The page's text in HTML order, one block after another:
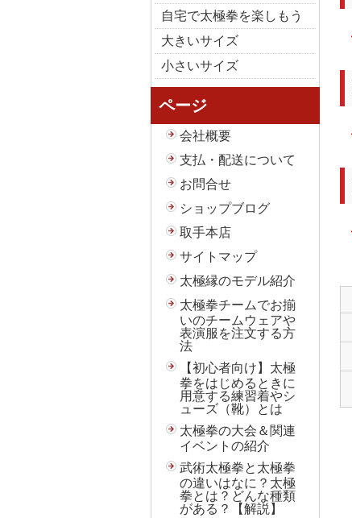
自宅で太極拳を楽しもう
大きいサイズ
小さいサイズ
ページ
会社概要
支払・配送について
お問合せ
ショップブログ
取手本店
サイトマップ
太極縁のモデル紹介
太極拳チームでお揃
いのチームウェアや
表演服を注文する方
法
【初心者向け】太極
拳をはじめるときに
用意する練習着やシ
ューズ（靴）とは
太極拳の大会＆関連
イベントの紹介
武術太極拳と太極拳
の違いはなに？太極
拳とは？どんな種類
がある？【解説】